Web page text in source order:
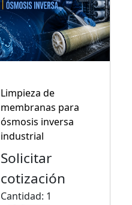
Limpieza de
membranas para
ósmosis inversa
industrial
Solicitar
cotización
Cantidad: 1